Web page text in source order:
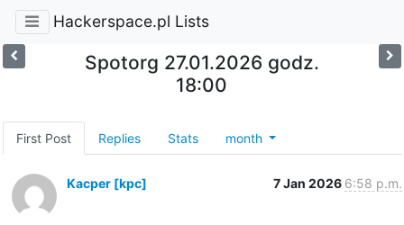
Hackerspace.pl Lists
Spotorg 27.01.2026 godz.
18:00
First Post Replies Stats month
Kacper [kpc] 7 Jan 2026 6:58 p.m.